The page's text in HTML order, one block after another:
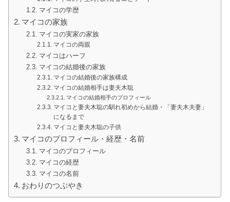
マイコの学歴
マイコの家族
マイコの実家の家族
マイコの両親
マイコはハーフ
マイコの結婚後の家族
マイコの結婚後の家族構成
マイコの結婚相手は妻夫木聡
マイコの結婚相手のプロフィール
マイコと妻夫木聡の馴れ初めから結婚・「妻夫木夫妻」
になるまで
マイコと妻夫木聡の子供
マイコのプロフィール・経歴・名前
マイコのプロフィール
マイコの経歴
マイコの名前
おわりのつぶやき